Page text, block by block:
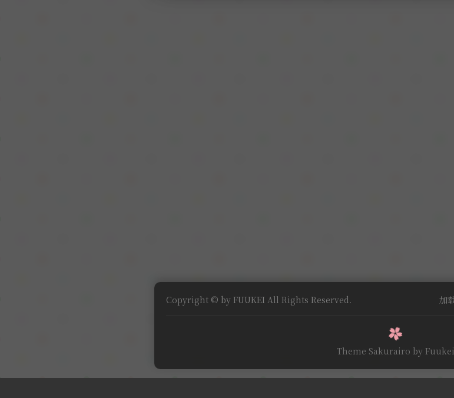
Copyright © by FUUKEI All Rights Reserved. 加
Theme Sakurairo by Fuukei